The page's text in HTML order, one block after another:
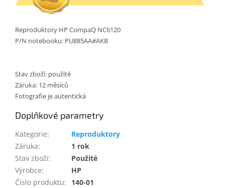
Reproduktory HP CompaQ NC6120
P/N notebooku: PU885AA#AKB
Stav zboží: použité
Záruka: 12 měsíců
Fotografie je autentická
Doplňkové parametry
Kategorie:
Reproduktory
Záruka:
1 rok
Stav zboží:
Použité
Výrobce:
HP
Číslo produktu: 140-01